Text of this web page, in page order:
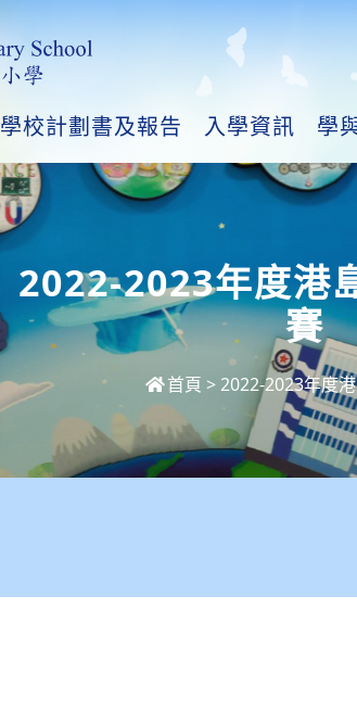
學校計劃書及報告 入學資訊 學
2022-2023年度港
首頁 >2022-2023年